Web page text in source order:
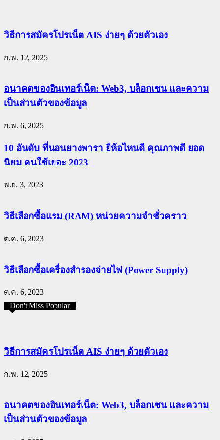
วิธีการสมัครโปรเน็ต AIS ง่ายๆ ด้วยตัวเอง
ก.พ. 12, 2025
อนาคตของอินเทอร์เน็ต: Web3, บล็อกเชน และความ
เป็นส่วนตัวของข้อมูล
ก.พ. 6, 2025
10 อันดับ ที่นอนยางพารา ยี่ห้อไหนดี คุณภาพดี ยอด
นิยม คนใช้เยอะ 2023
พ.ย. 3, 2023
วิธีเลือกซื้อแรม (RAM) หน่วยความจำชั่วคราว
ต.ค. 6, 2023
วิธีเลือกซื้อเครื่องสำรองจ่ายไฟ (Power Supply)
ต.ค. 6, 2023
Don't Miss Popular
วิธีการสมัครโปรเน็ต AIS ง่ายๆ ด้วยตัวเอง
ก.พ. 12, 2025
อนาคตของอินเทอร์เน็ต: Web3, บล็อกเชน และความ
เป็นส่วนตัวของข้อมูล